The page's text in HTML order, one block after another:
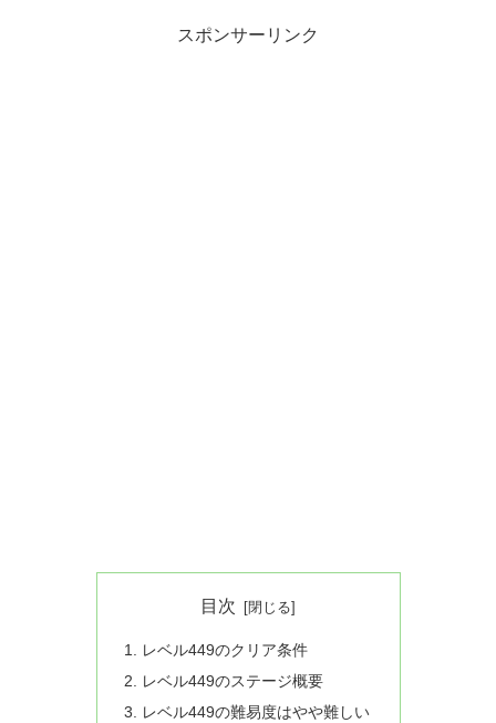
スポンサーリンク
目次
レベル449のクリア条件
レベル449のステージ概要
レベル449の難易度はやや難しい